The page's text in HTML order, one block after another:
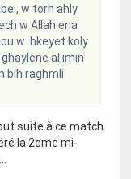
, w torh ahly
w Allah ena
w hkeyet koly
al imin
bih raghmli
suite à ce match
la 2eme mi-